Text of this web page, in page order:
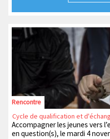
Rencontre
Cycle de qualification et
Accompagner les jeunes vers
en question(s), le mardi 4